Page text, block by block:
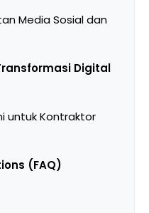
Media Sosial dan
Digital
untuk Kontraktor
(FAQ)